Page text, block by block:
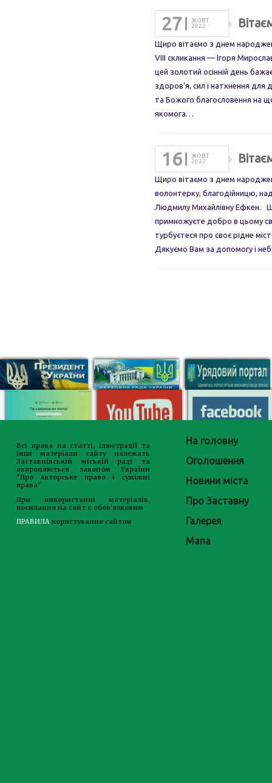
27
ЖОВТ.
2022
Щиро вітаємо з днем
VIII скликання — Ігоря
цей золотий осінній день
здоров'я, сил і натхнення для
та Божого благословення на
якомога…
16
ЖОВТ.
2022
Щиро вітаємо з днем
волонтерку, благодійницю,
Людмилу Михайлівну Ефкен.
примножуєте добро в цьому
турбуєтеся про своє рідне
Дякуємо Вам за допомогу і
Всі права на статті, ілюстрації та
інші матеріали сайту належать
Заставнівській міській раді та
охороняються законом України
"Про авторське право і суміжні
права"
При використанні матеріалів,
посилання на сайт є обов'язковим
ПРАВИЛА користування сайтом
На головну
Оголошення
Новини міста
Про Заставну
Галерея
Мапа